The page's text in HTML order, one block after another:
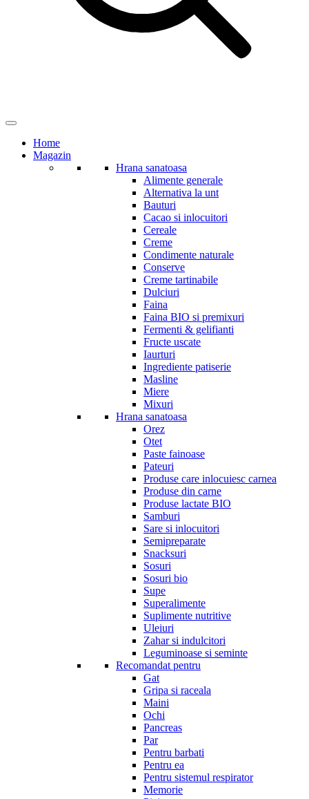
Home
Magazin
Hrana sanatoasa
Alimente generale
Alternativa la unt
Bauturi
Cacao si inlocuitori
Cereale
Creme
Condimente naturale
Conserve
Creme tartinabile
Dulciuri
Faina
Faina BIO si premixuri
Fermenti & gelifianti
Fructe uscate
Iaurturi
Ingrediente patiserie
Masline
Miere
Mixuri
Hrana sanatoasa
Orez
Otet
Paste fainoase
Pateuri
Produse care inlocuiesc carnea
Produse din carne
Produse lactate BIO
Samburi
Sare si inlocuitori
Semipreparate
Snacksuri
Sosuri
Sosuri bio
Supe
Superalimente
Suplimente nutritive
Uleiuri
Zahar si indulcitori
Leguminoase si seminte
Recomandat pentru
Gat
Gripa si raceala
Maini
Ochi
Pancreas
Par
Pentru barbati
Pentru ea
Pentru sistemul respirator
Memorie